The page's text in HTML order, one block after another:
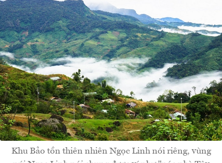
Khu Bảo tồn thiên nhiên Ngọc Linh nói riêng, vùng